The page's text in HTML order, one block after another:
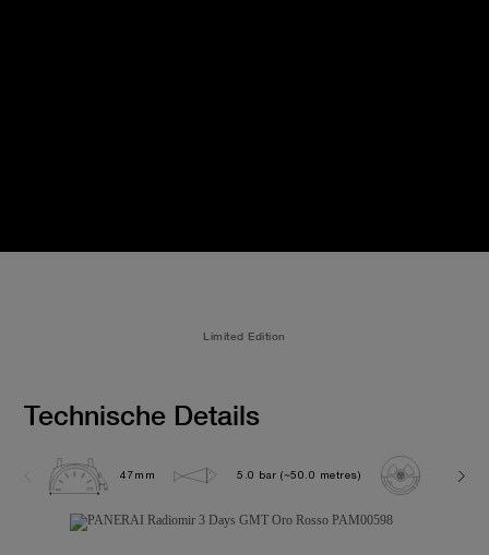
Limited Edition
Technische Details
47mm 5.0 bar (~50.0 metres) P3001/